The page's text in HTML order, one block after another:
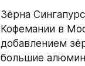
Зёрна
Кофемании в
добавлением
большие